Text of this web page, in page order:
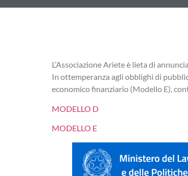
L’Associazione Ariete è lieta di
In ottemperanza agli obblighi di
economico finanziario (Modello E),
MODELLO D
MODELLO E